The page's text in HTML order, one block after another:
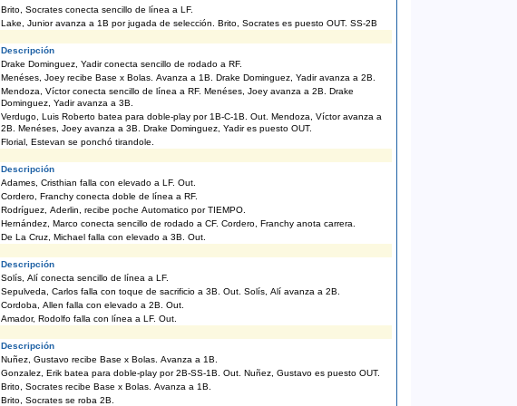
Brito, Socrates conecta sencillo de línea a LF.
Lake, Junior avanza a 1B por jugada de selección. Brito, Socrates es puesto OUT. SS-2B
Descripción
Drake Dominguez, Yadir conecta sencillo de rodado a RF.
Menéses, Joey recibe Base x Bolas. Avanza a 1B. Drake Dominguez, Yadir avanza a 2B.
Mendoza, Víctor conecta sencillo de línea a RF. Menéses, Joey avanza a 2B. Drake
Dominguez, Yadir avanza a 3B.
Verdugo, Luis Roberto batea para doble-play por 1B-C-1B. Out. Mendoza, Víctor avanza a
2B. Menéses, Joey avanza a 3B. Drake Dominguez, Yadir es puesto OUT.
Florial, Estevan se ponchó tirandole.
Descripción
Adames, Cristhian falla con elevado a LF. Out.
Cordero, Franchy conecta doble de línea a RF.
Rodríguez, Aderlin, recibe poche Automatico por TIEMPO.
Hernández, Marco conecta sencillo de rodado a CF. Cordero, Franchy anota carrera.
De La Cruz, Michael falla con elevado a 3B. Out.
Descripción
Solís, Alí conecta sencillo de línea a LF.
Sepulveda, Carlos falla con toque de sacrificio a 3B. Out. Solís, Alí avanza a 2B.
Cordoba, Allen falla con elevado a 2B. Out.
Amador, Rodolfo falla con línea a LF. Out.
Descripción
Nuñez, Gustavo recibe Base x Bolas. Avanza a 1B.
Gonzalez, Erik batea para doble-play por 2B-SS-1B. Out. Nuñez, Gustavo es puesto OUT.
Brito, Socrates recibe Base x Bolas. Avanza a 1B.
Brito, Socrates se roba 2B.